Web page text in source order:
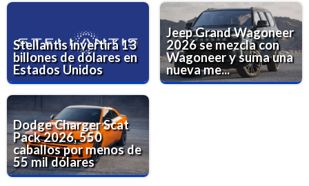
Stellantis invertirá 13
billones de dólares en
Estados Unidos
Jeep Grand Wagoneer
2026 se mezcla con
Wagoneer y suma una
nueva me...
Dodge Charger Scat
Pack 2026, 550
caballos por menos de
55 mil dólares